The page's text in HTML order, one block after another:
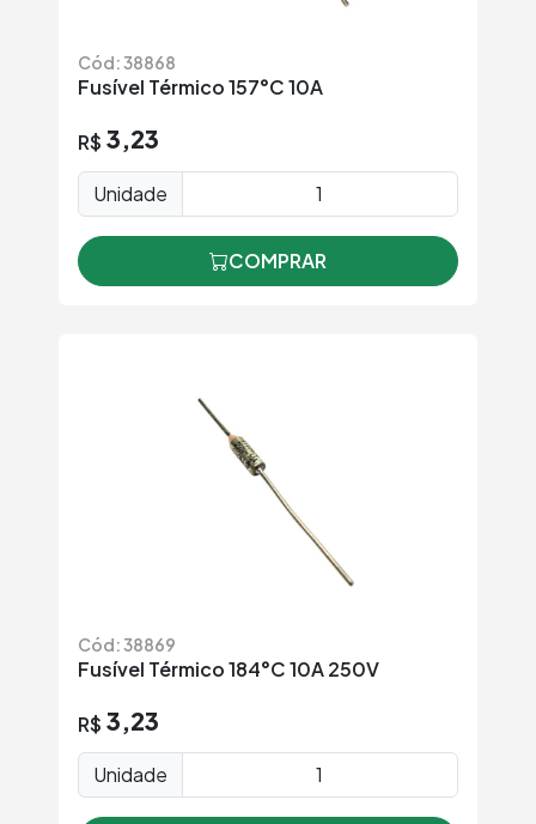
Cód: 38868
Fusível Térmico 157°C 10A
R$ 3,23
Unidade
COMPRAR
Cód: 38869
Fusível Térmico 184°C 10A 250V
R$ 3,23
Unidade